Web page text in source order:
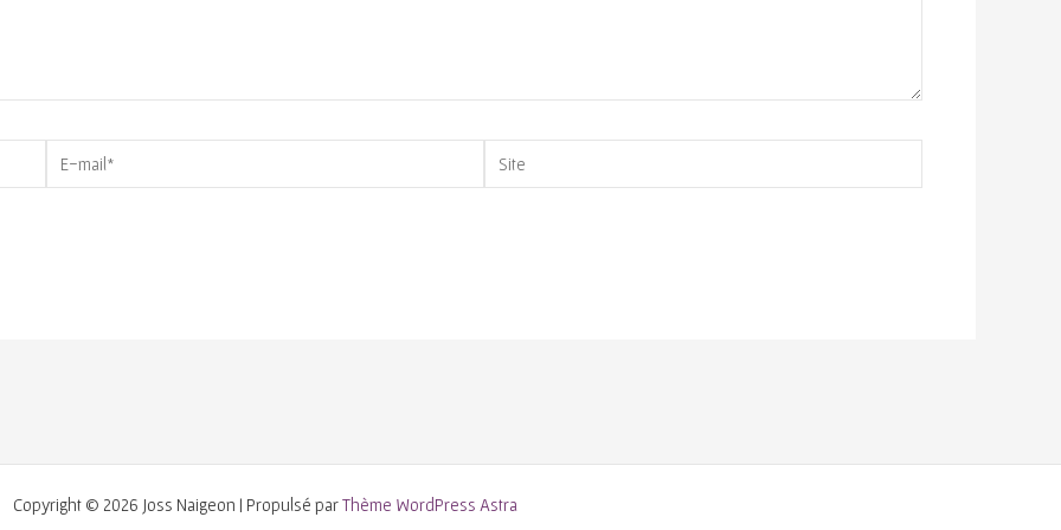
E-
mail*
Site
Copyright © 2026 Joss Naigeon | Propulsé parThème WordPress Astra